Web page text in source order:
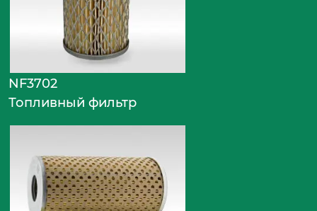
NF3702
Топливный фильтр